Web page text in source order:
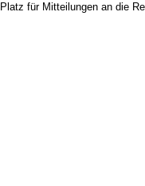
Platz für Mitteilungen an die